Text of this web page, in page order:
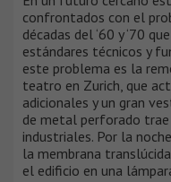
confrontados con el
décadas del ‘60 y ‘70
estándares técnicos y
este problema es la
teatro en Zurich, que
adicionales y un gran
de metal perforado trae
industriales. Por la
la membrana
el edificio en una